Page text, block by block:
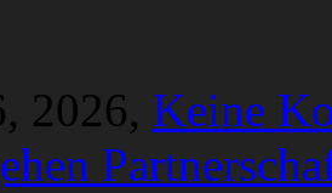
2026, Keine